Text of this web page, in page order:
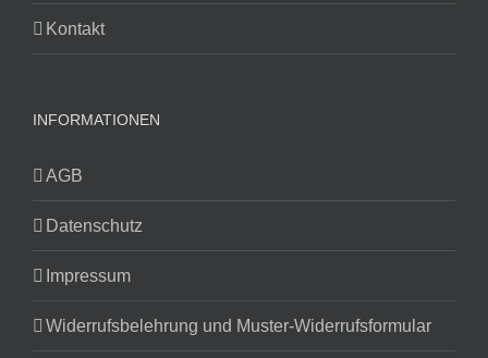
Kontakt
INFORMATIONEN
AGB
Datenschutz
Impressum
Widerrufsbelehrung und Muster-Widerrufsformular